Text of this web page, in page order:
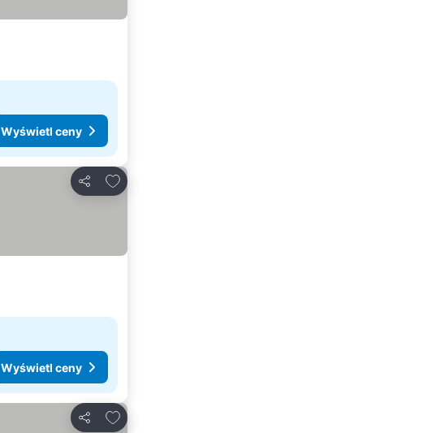
Wyświetl ceny
Udostępnij
Dodaj do ulubionych
Wyświetl ceny
Udostępnij
Dodaj do ulubionych